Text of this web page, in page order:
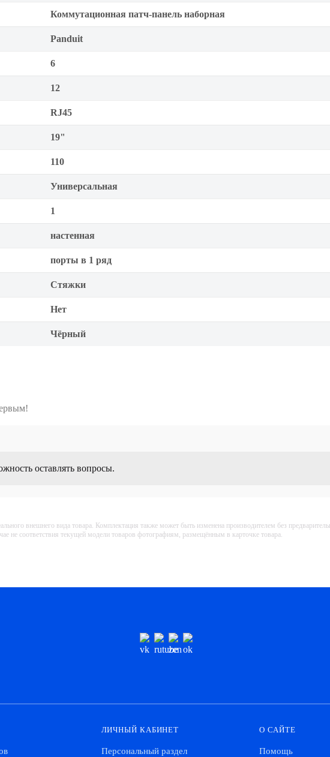
Коммутационная патч-панель наборная
Panduit
6
12
RJ45
19"
110
Универсальная
1
настенная
порты в 1 ряд
Стяжки
Нет
Чёрный
оставлять вопросы.
внешнего вида товара. Комплектация также может быть изменена производителем без
не соответствия текущей модели товаров фотографиям, размещённым в карточке товара.
ЛИЧНЫЙ КАБИНЕТ
Персональный раздел
О САЙТЕ
Помощь